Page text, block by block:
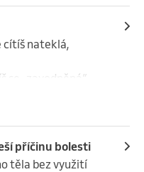
cítíš nateklá,
se „zavodněná“
nebo žádnou
jemné, vědomé
tělu znovu se
příčinu bolesti
těla bez využití